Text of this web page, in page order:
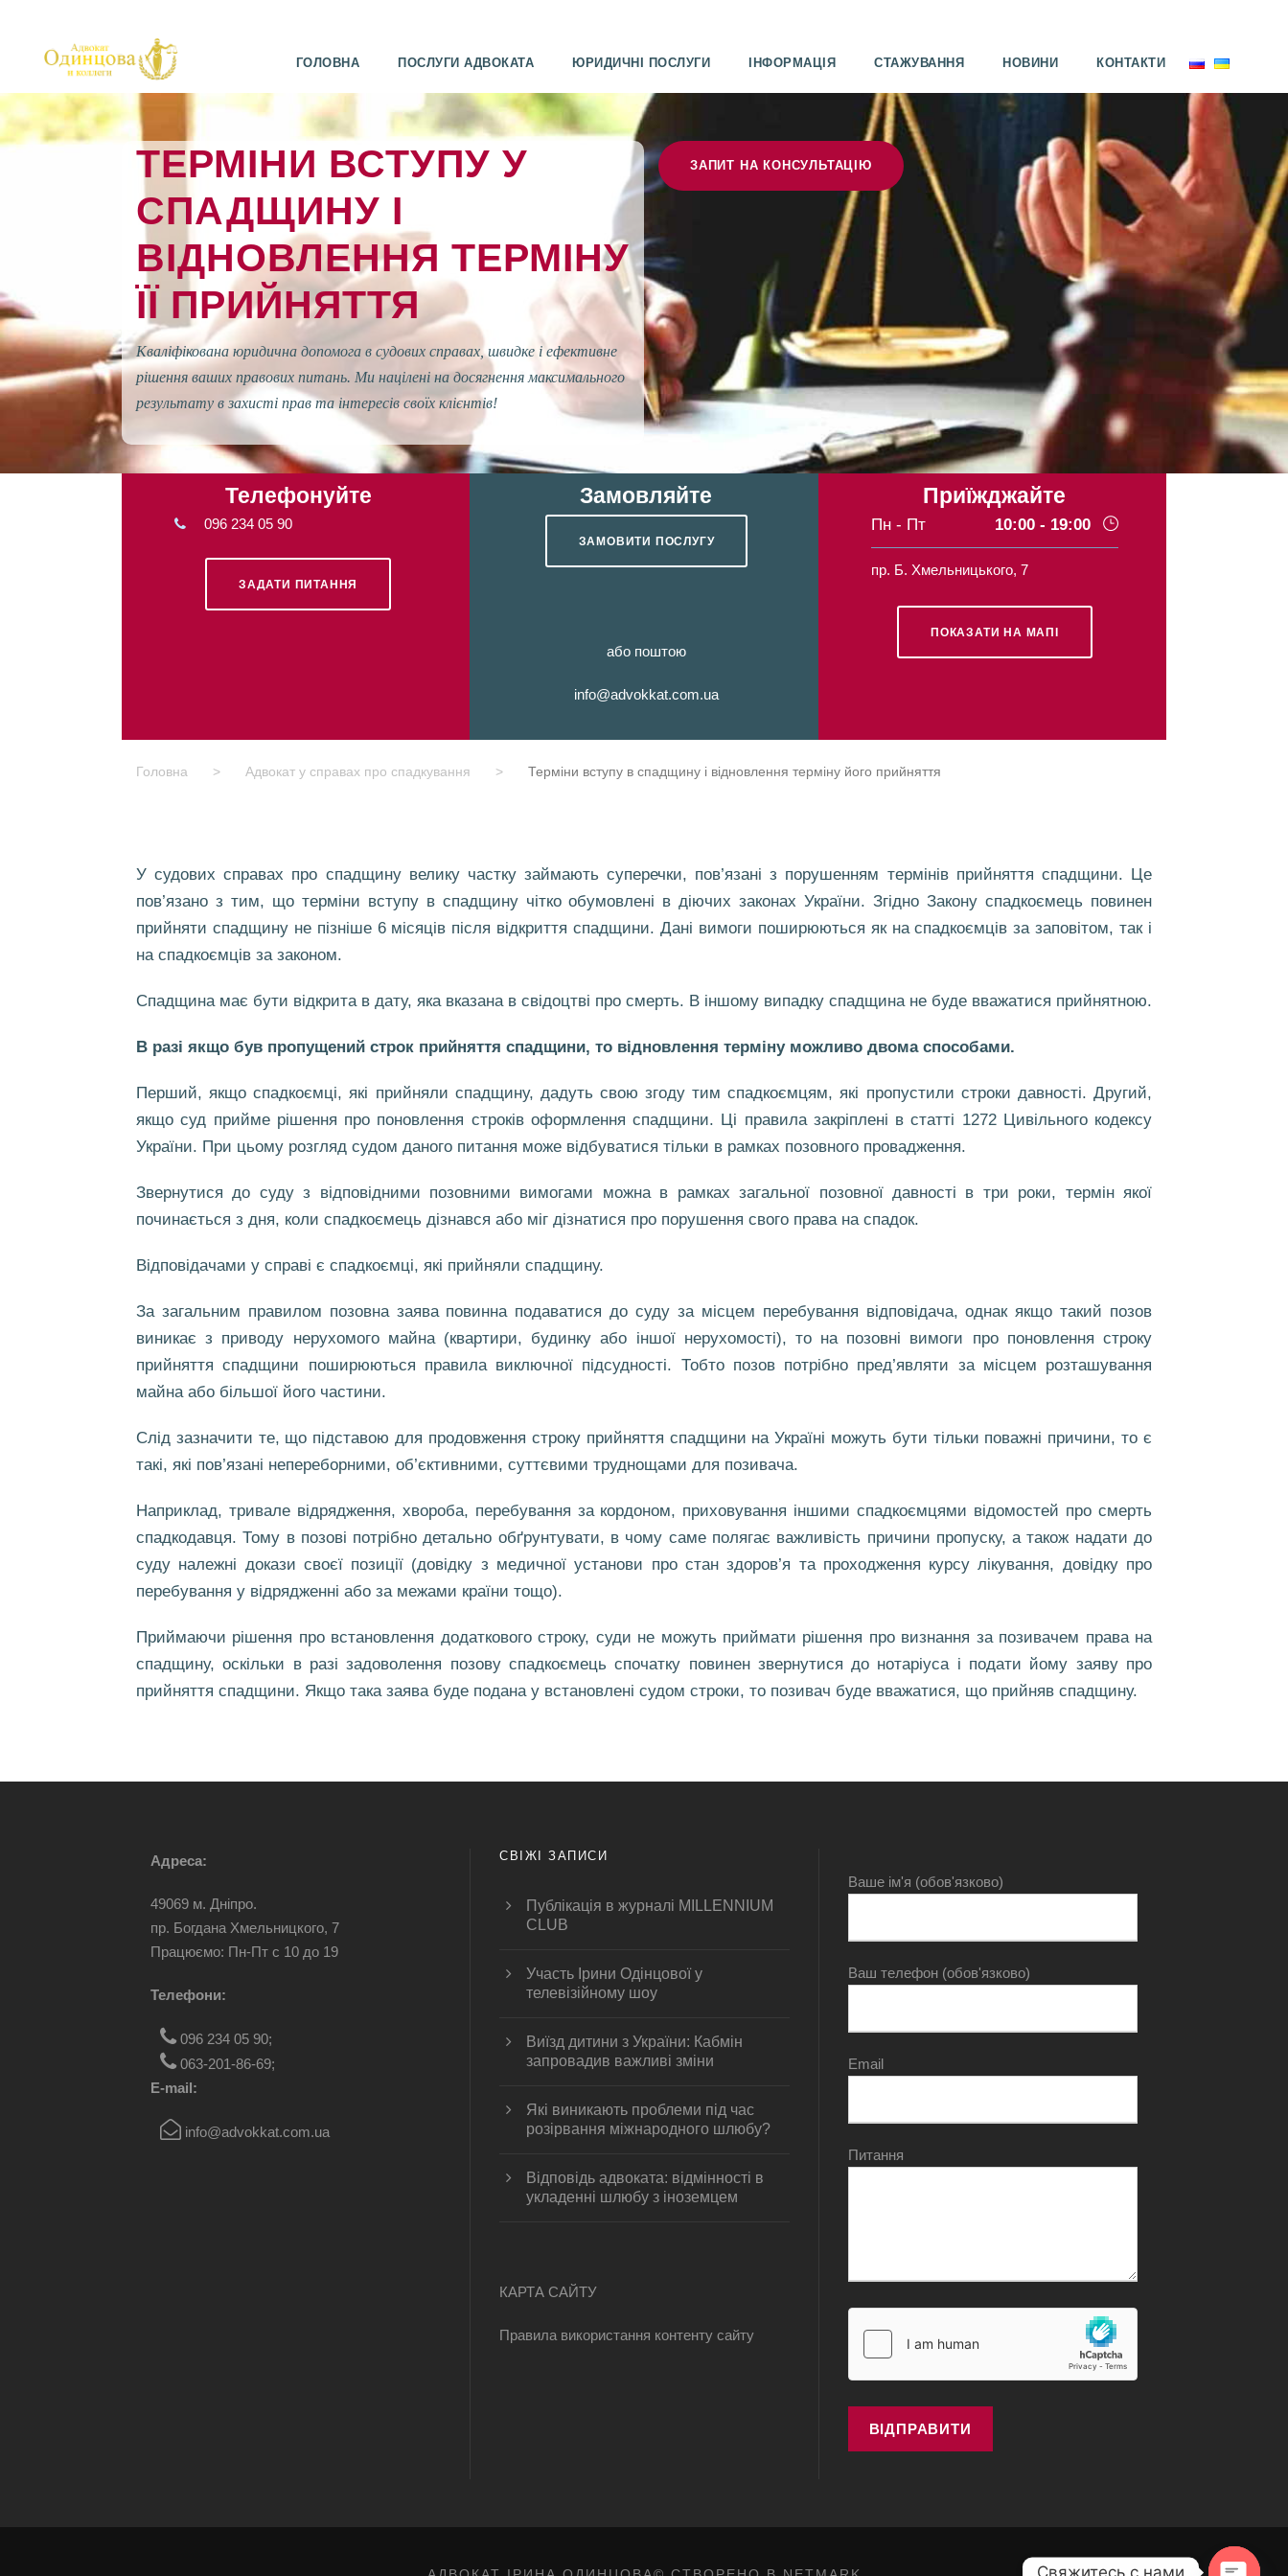
ГОЛОВНА ПОСЛУГИ АДВОКАТА ЮРИДИЧНІ ПОСЛУГИ ІНФОРМАЦІЯ СТАЖУВАННЯ НОВИНИ КОНТАКТИ
ТЕРМІНИ ВСТУПУ У
СПАДЩИНУ І
ВІДНОВЛЕННЯ ТЕРМІНУ
ЇЇ ПРИЙНЯТТЯ
Кваліфікована юридична допомога в судових справах, швидке і ефективне
рішення ваших правових питань. Ми націлені на досягнення максимального
результату в захисті прав та інтересів своїх клієнтів!
ЗАПИТ НА КОНСУЛЬТАЦІЮ
Телефонуйте
096 234 05 90
ЗАДАТИ ПИТАННЯ
Замовляйте
ЗАМОВИТИ ПОСЛУГУ
або поштою
info@advokkat.com.ua
Приїжджайте
Пн - Пт 10:00 - 19:00
пр. Б. Хмельницького, 7
ПОКАЗАТИ НА МАПІ
Головна > Адвокат у справах про спадкування > Терміни вступу в спадщину і відновлення терміну його прийняття
У судових справах про спадщину велику частку займають суперечки, пов’язані з порушенням термінів прийняття спадщини. Це
пов’язано з тим, що терміни вступу в спадщину чітко обумовлені в діючих законах України. Згідно Закону спадкоємець повинен
прийняти спадщину не пізніше 6 місяців після відкриття спадщини. Дані вимоги поширюються як на спадкоємців за заповітом, так і
на спадкоємців за законом.
Спадщина має бути відкрита в дату, яка вказана в свідоцтві про смерть. В іншому випадку спадщина не буде вважатися прийнятною.
В разі якщо був пропущений строк прийняття спадщини, то відновлення терміну можливо двома способами.
Перший, якщо спадкоємці, які прийняли спадщину, дадуть свою згоду тим спадкоємцям, які пропустили строки давності. Другий,
якщо суд прийме рішення про поновлення строків оформлення спадщини. Ці правила закріплені в статті 1272 Цивільного кодексу
України. При цьому розгляд судом даного питання може відбуватися тільки в рамках позовного провадження.
Звернутися до суду з відповідними позовними вимогами можна в рамках загальної позовної давності в три роки, термін якої
починається з дня, коли спадкоємець дізнався або міг дізнатися про порушення свого права на спадок.
Відповідачами у справі є спадкоємці, які прийняли спадщину.
За загальним правилом позовна заява повинна подаватися до суду за місцем перебування відповідача, однак якщо такий позов
виникає з приводу нерухомого майна (квартири, будинку або іншої нерухомості), то на позовні вимоги про поновлення строку
прийняття спадщини поширюються правила виключної підсудності. Тобто позов потрібно пред’являти за місцем розташування
майна або більшої його частини.
Слід зазначити те, що підставою для продовження строку прийняття спадщини на Україні можуть бути тільки поважні причини, то є
такі, які пов’язані непереборними, об’єктивними, суттєвими труднощами для позивача.
Наприклад, тривале відрядження, хвороба, перебування за кордоном, приховування іншими спадкоємцями відомостей про смерть
спадкодавця. Тому в позові потрібно детально обґрунтувати, в чому саме полягає важливість причини пропуску, а також надати до
суду належні докази своєї позиції (довідку з медичної установи про стан здоров’я та проходження курсу лікування, довідку про
перебування у відрядженні або за межами країни тощо).
Приймаючи рішення про встановлення додаткового строку, суди не можуть приймати рішення про визнання за позивачем права на
спадщину, оскільки в разі задоволення позову спадкоємець спочатку повинен звернутися до нотаріуса і подати йому заяву про
прийняття спадщини. Якщо така заява буде подана у встановлені судом строки, то позивач буде вважатися, що прийняв спадщину.
Адреса:
49069 м. Дніпро.
пр. Богдана Хмельницкого, 7
Працюємо: Пн-Пт c 10 до 19
Телефони:
096 234 05 90;
063-201-86-69;
E-mail:
info@advokkat.com.ua
СВІЖІ ЗАПИСИ
Публікація в журналі MILLENNIUM
CLUB
Участь Ірини Одінцової у
телевізійному шоу
Виїзд дитини з України: Кабмін
запровадив важливі зміни
Які виникають проблеми під час
розірвання міжнародного шлюбу?
Відповідь адвоката: відмінності в
укладенні шлюбу з іноземцем
КАРТА САЙТУ
Правила використання контенту сайту
Ваше ім'я (обов'язково)
Ваш телефон (обов'язково)
Email
Питання
Свяжитесь с нами